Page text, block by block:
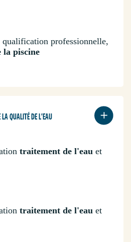
professionnelle,
la piscine
LA QUALITÉ DE L'EAU
traitement de l'eau et
traitement de l'eau et